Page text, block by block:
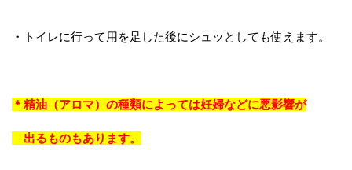
・トイレに行って用を足した後にシュッとしても使えます。
＊精油（アロマ）の種類によっては妊婦などに悪影響が
出るものもあります。